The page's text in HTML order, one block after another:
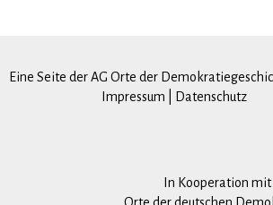
Eine Seite der AG Orte der
Impressum
Datenschutz
In Kooperation
Orte der deutschen